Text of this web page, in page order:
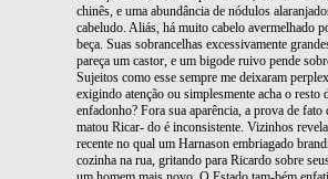
chinês, e uma abundância de nódulos
cabeludo. Aliás, há muito cabelo avermelhado
beça. Suas sobrancelhas excessivamente
pareça um castor, e um bigode ruivo pende
Sujeitos como esse sempre me deixaram
exigindo atenção ou simplesmente acha o resto
enfadonho? Fora sua aparência, a prova de fato
matou Ricar- do é inconsistente. Vizinhos
recente no qual um Harnason embriagado
cozinha na rua, gritando para Ricardo sobre